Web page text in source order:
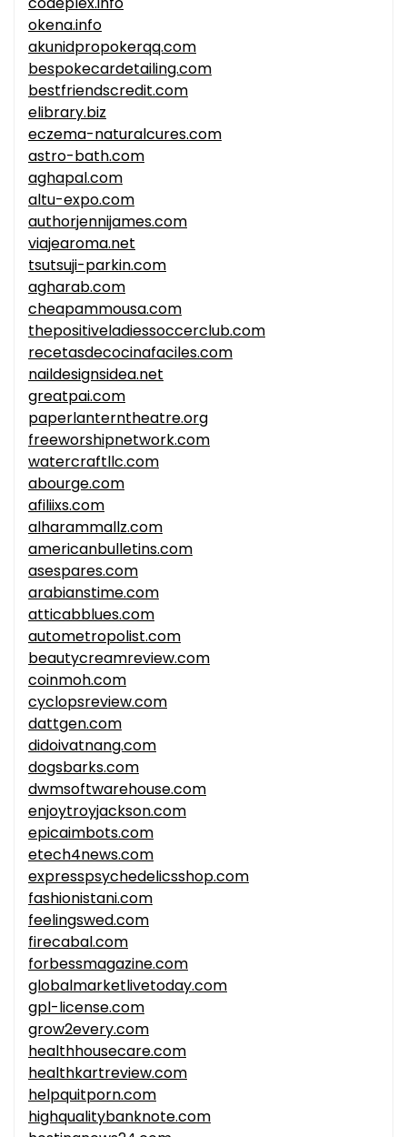
okena.info
akunidpropokerqq.com
bespokecardetailing.com
bestfriendscredit.com
elibrary.biz
eczema-naturalcures.com
astro-bath.com
aghapal.com
altu-expo.com
authorjennijames.com
viajearoma.net
tsutsuji-parkin.com
agharab.com
cheapammousa.com
thepositiveladiessoccerclub.com
recetasdecocinafaciles.com
naildesignsidea.net
greatpai.com
paperlanterntheatre.org
freeworshipnetwork.com
watercraftllc.com
abourge.com
afiliixs.com
alharammallz.com
americanbulletins.com
asespares.com
arabianstime.com
atticabblues.com
autometropolist.com
beautycreamreview.com
coinmoh.com
cyclopsreview.com
dattgen.com
didoivatnang.com
dogsbarks.com
dwmsoftwarehouse.com
enjoytroyjackson.com
epicaimbots.com
etech4news.com
expresspsychedelicsshop.com
fashionistani.com
feelingswed.com
firecabal.com
forbessmagazine.com
globalmarketlivetoday.com
gpl-license.com
grow2every.com
healthhousecare.com
healthkartreview.com
helpquitporn.com
highqualitybanknote.com